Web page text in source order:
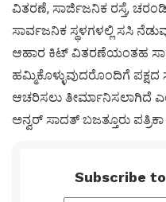
ವಿತರಣೆ, ಸಾರ್ಜಿಜನಿಕ ರಸ್ತೆ, ಚರಂಡಿ,
ಸಾರ್ವಜನಿಕ ಸ್ಥಳಗಳಲ್ಲಿ ಸಸಿ
ಆಹಾರ ಕಿಟ್ ವಿತರಣೆಯಂತಹ
ಹಮ್ಮಿಕೊಳ್ಳುವುದರೊಂದಿಗೆ
ಆಚರಿಸಲು ತೀರ್ಮಾನಿಸಲಾಗಿದೆ
ಅನ್ವರ್ ಸಾದತ್ ಬಜತ್ತೂರು
Subscribe